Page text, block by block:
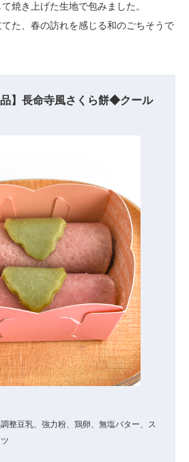
焼き上げた生地で包みました。
た、春の訪れを感じる和のごちそうで
】長命寺風さくら餅◆クール
整豆乳、強力粉、鶏卵、無塩バター、ス